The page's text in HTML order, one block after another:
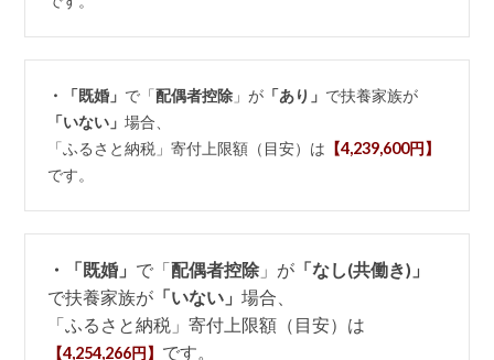
・「既婚」 で「配偶者控除 」が 「あり」 で扶養家族が
「いない」場合、
「ふるさと納税」寄付上限額（目安）は 【4,239,600円】
です。
・「既婚」 で「配偶者控除 」が 「なし(共働き)」
で扶養家族が 「いない」場合、
「ふるさと納税」寄付上限額（目安）は
【4,254,266円】 です。